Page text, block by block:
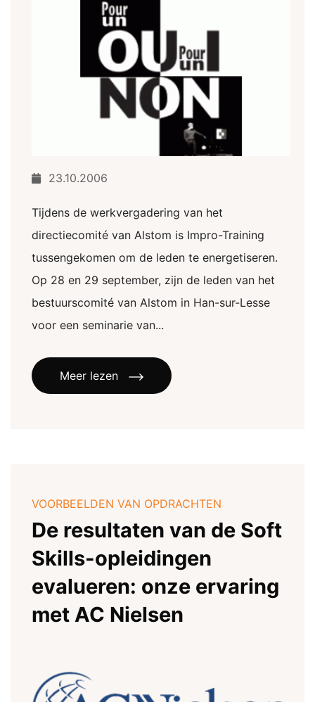
23.10.2006
Tijdens de werkvergadering van het
directiecomité van Alstom is Impro-Training
tussengekomen om de leden te energetiseren.
Op 28 en 29 september, zijn de leden van het
bestuurscomité van Alstom in Han-sur-Lesse
voor een seminarie van...
Meer lezen
VOORBEELDEN VAN OPDRACHTEN
De resultaten van de Soft
Skills-opleidingen
evalueren: onze ervaring
met AC Nielsen